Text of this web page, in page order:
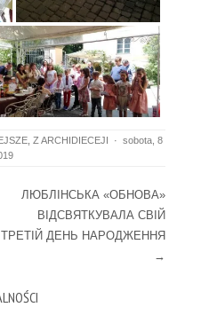
Z ARCHIDIECEJI · sobota, 8
ЛЮБЛІНСЬКА «ОБНОВА»
ВІДСВЯТКУВАЛА СВІЙ
ТРЕТІЙ ДЕНЬ НАРОДЖЕННЯ
→